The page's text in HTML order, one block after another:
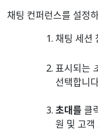
채팅 컨퍼런스를 설정
채팅 세션
표시되는
선택합니
초대를 클
원 및 고객